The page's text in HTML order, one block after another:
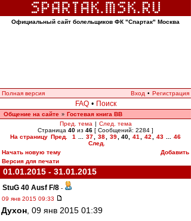
Официальный сайт болельщиков ФК "Спартак" Москва
Полная версия Вход • Регистрация
FAQ • Поиск
Общение на сайте » Гостевая книга ВВ
Пред. тема | След. тема
Страница 40 из 46 [ Сообщений: 2284 ]
На страницу Пред. 1 37 38 39 40 41 42 43
46
След.
Начать новую тему
Добавить
Версия для печати
01.01.2015 - 31.01.2015
StuG 40 Ausf F/8 -
09 янв 2015 09:33
Духон , 09 янв 2015 01:39